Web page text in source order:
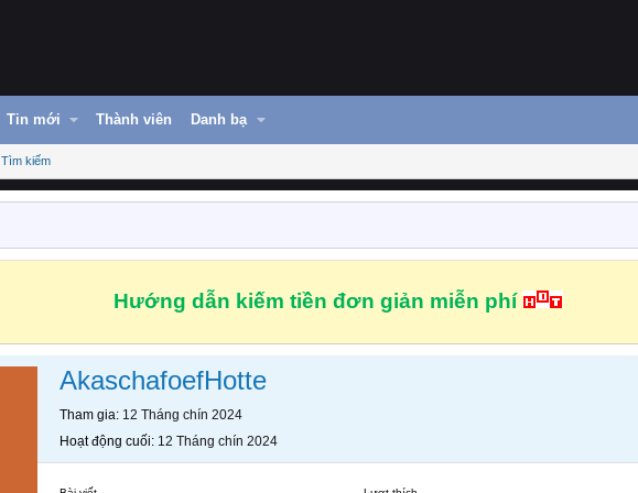
Tin mới Thành viên Danh bạ
Tìm kiếm
Hướng dẫn kiếm tiền đơn giản miễn phí
AkaschafoefHotte
Tham gia 12 Tháng chín 2024
Hoạt động cuối 12 Tháng chín 2024